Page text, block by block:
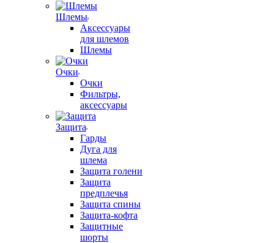
Шлемы
Аксессуары
для шлемов
Шлемы
Очки
Очки
Фильтры,
аксессуары
Защита
Гарды
Дуга для
шлема
Защита голени
Защита
предплечья
Защита спины
Защита-кофта
Защитные
шорты